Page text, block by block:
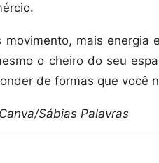
movimento, mais
o cheiro do seu
de formas que você
Sábias Palavras